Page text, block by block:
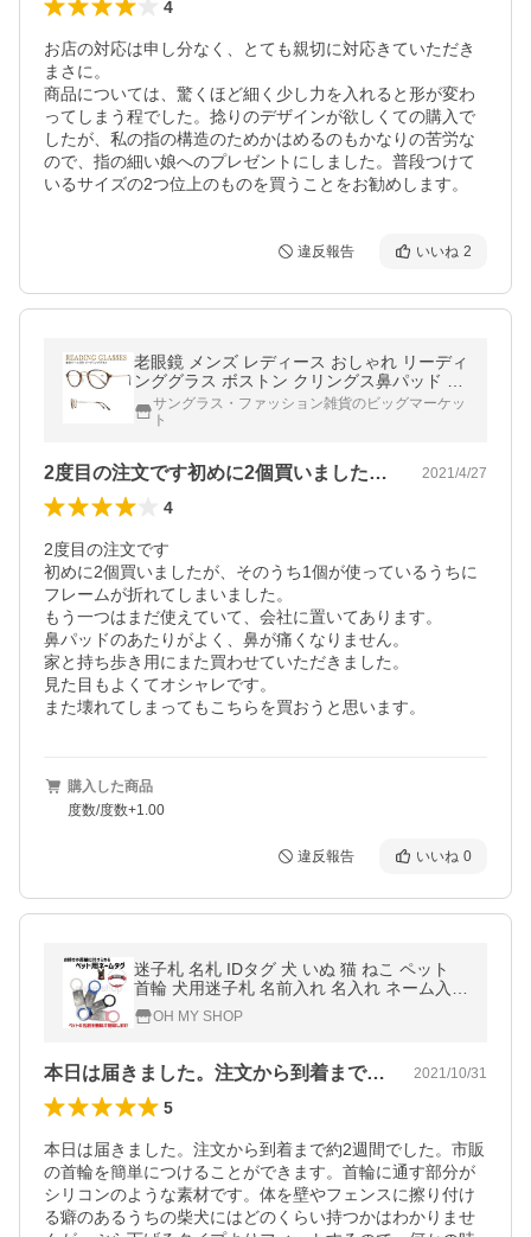
4
お店の対応は申し分なく、とても親切に対応きていただき
まさに。
商品については、驚くほど細く少し力を入れると形が変わ
ってしまう程でした。捻りのデザインが欲しくての購入で
したが、私の指の構造のためかはめるのもかなりの苦労な
ので、指の細い娘へのプレゼントにしました。普段つけて
いるサイズの2つ位上のものを買うことをお勧めします。
違反報告 いいね 2
老眼鏡 メンズ レディース おしゃれ リーディ
ンググラス ボストン クリングス鼻パッド R
D-9066 クラシックスタイル 3度数展開 シニ
アグラス ソフトケース付き
サングラス・ファッション雑貨のビッグマーケッ
ト
2度目の注文です初めに2個買いましたが… 2021/4/27
4
2度目の注文です
初めに2個買いましたが、そのうち1個が使っているうちに
フレームが折れてしまいました。
もう一つはまだ使えていて、会社に置いてあります。
鼻パッドのあたりがよく、鼻が痛くなりません。
家と持ち歩き用にまた買わせていただきました。
見た目もよくてオシャレです。
また壊れてしまってもこちらを買おうと思います。
購入した商品
度数/度数+1.00
違反報告 いいね 0
迷子札 名札 IDタグ 犬 いぬ 猫 ねこ ペット
首輪 犬用迷子札 名前入れ 名入れ ネーム入り
ネームタグ ドッグタグ かわいい おしゃれ シ
リコン
OH MY SHOP
本日は届きました。注文から到着まで約2… 2021/10/31
5
本日は届きました。注文から到着まで約2週間でした。市販
の首輪を簡単につけることができます。首輪に通す部分が
シリコンのような素材です。体を壁やフェンスに擦り付け
る癖のあるうちの柴犬にはどのくらい持つかはわかりませ